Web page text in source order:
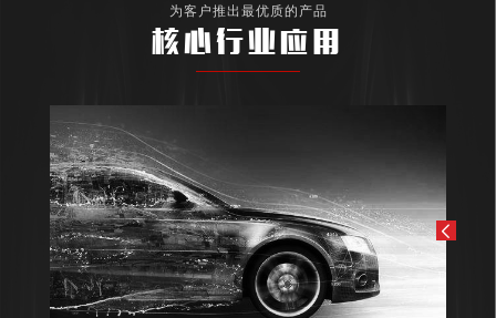
为客户推出最优质的产品
核心行业应用